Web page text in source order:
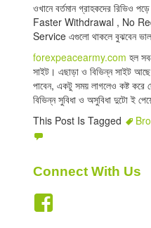
ওখানে বর্তমান গ্রাহকদের
Faster Withdrawal , No
Service এগুলো থাকলে বুঝবেন ভাল
forexpeacearmy.com হল
সাইট। এছাড়া ও বিভিন্ন সাইট আছে
পাবেন, একটু সময় লাগলেও কষ্ট করে
বিভিন্ন সুবিধা ও অসুবিধা দুটো ই
This Post Is Tagged
Connect With Us